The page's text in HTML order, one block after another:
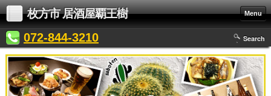
枚方市 居酒屋覇王樹 Menu
072-844-3210 Search